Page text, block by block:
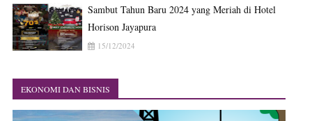
Sambut Tahun Baru 2024 yang Meriah di Hotel
Horison Jayapura
15/12/2024
EKONOMI DAN BISNIS